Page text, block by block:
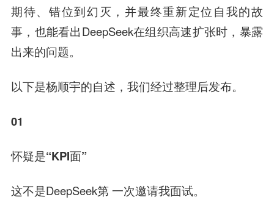
期待、错位到幻灭，并最终重新定位自我的故
事，也能看出DeepSeek在组织高速扩张时，暴露
出来的问题。
以下是杨顺宇的自述，我们经过整理后发布。
01
怀疑是“KPI面”
这不是DeepSeek第 一次邀请我面试。